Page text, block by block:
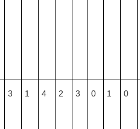
3 1 4 2 3 0 1 0